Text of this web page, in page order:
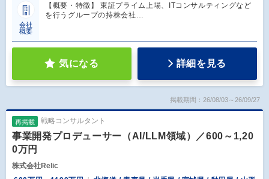
会社
概要
【概要・特徴】 東証プライム上場、ITコンサルティングなど
を行うグループの持株会社…
気になる 詳細を見る
掲載期間：26/08/03～26/09/27
再掲載 戦略コンサルタント
事業開発プロデューサー（AI/LLM領域）／600～1,20
0万円
株式会社Relic